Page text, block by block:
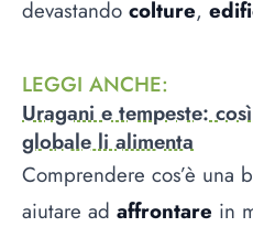
devastando colture,
LEGGI ANCHE:
Uragani e tempeste:
globale li alimenta
Comprendere cos’è una
aiutare ad affrontare in